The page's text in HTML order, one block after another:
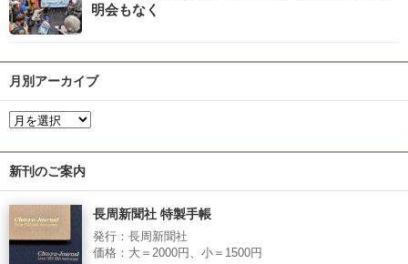
明会もなく
月別アーカイブ
新刊のご案内
長周新聞社 特製手帳
発行：長周新聞社
価格：大＝2000円、小＝1500円